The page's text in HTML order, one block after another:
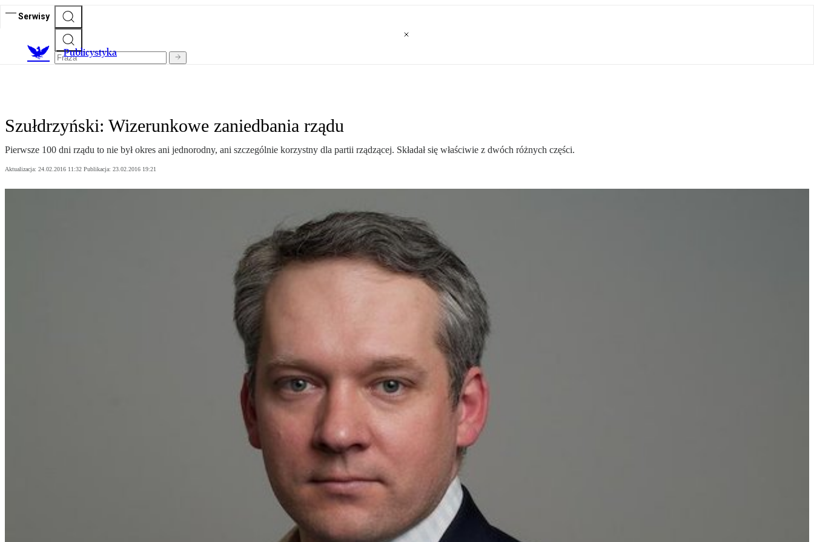
Serwisy
Publicystyka
Szułdrzyński: Wizerunkowe zaniedbania rządu
Pierwsze 100 dni rządu to nie był okres ani jednorodny, ani szczególnie korzystny dla partii rządzącej. Składał się właściwie z dwóch różnych części.
Aktualizacja: 24.02.2016 11:32 Publikacja: 23.02.2016 19:21